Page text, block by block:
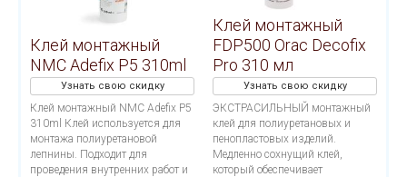
Клей монтажный
NMC Adefix P5 310ml
Узнать свою скидку
Клей монтажный NMC Adefix P5
310ml Клей используется для
монтажа полиуретановой
лепнины. Подходит для
проведения внутренних работ и
Клей монтажный
FDP500 Orac Decofix
Pro 310 мл
Узнать свою скидку
ЭКСТРАСИЛЬНЫЙ монтажный
клей для полиуретановых и
пенопластовых изделий.
Медленно сохнущий клей,
который обеспечивает